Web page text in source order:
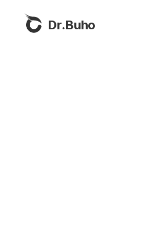
Dr.Buho